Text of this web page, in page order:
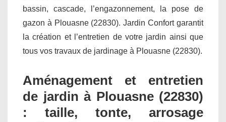
bassin, cascade, l’engazonnement, la pose de
gazon à Plouasne (22830). Jardin Confort garantit
la création et l’entretien de votre jardin ainsi que
tous vos travaux de jardinage à Plouasne (22830).
Aménagement et entretien
de jardin à Plouasne (22830)
: taille, tonte, arrosage